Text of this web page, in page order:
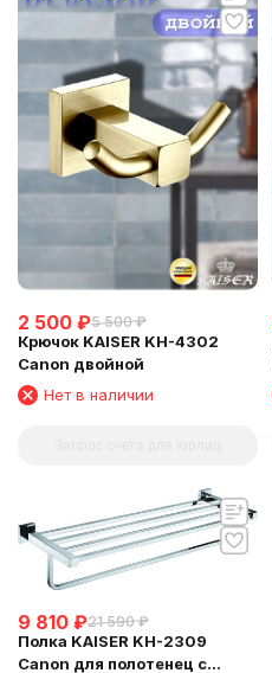
2 500 ₽5 500 ₽
Крючок KAISER KH-4302
Canon двойной
Нет в наличии
9 810 ₽21 590 ₽
Полка KAISER KH-2309
Canon для полотенец с